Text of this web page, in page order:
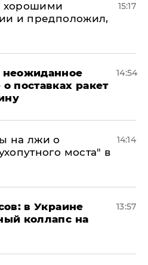
хорошими
и предположил,
15:17
неожиданное
поставках ракет
14:54
на лжи о
моста" в
14:14
в Украине
коллапс на
13:57